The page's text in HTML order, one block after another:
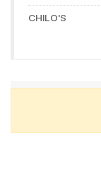
CHILO'S
DORADITOS
EL